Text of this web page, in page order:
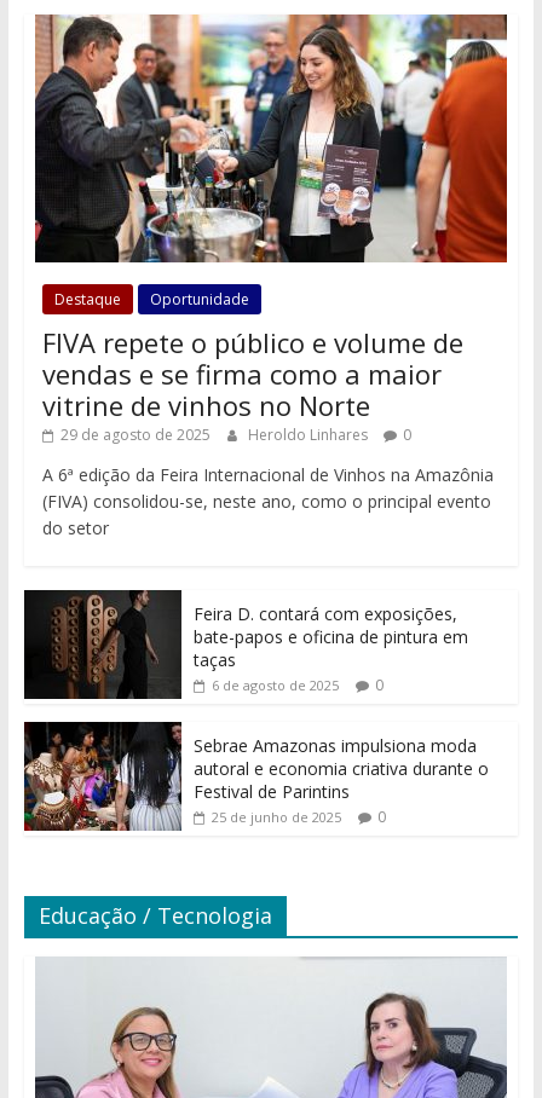
Destaque Oportunidade
FIVA repete o público e volume de
vendas e se firma como a maior
vitrine de vinhos no Norte
29 de agosto de 2025 Heroldo Linhares 0
A 6ª edição da Feira Internacional de Vinhos na Amazônia
(FIVA) consolidou-se, neste ano, como o principal evento
do setor
Feira D. contará com exposições,
bate-papos e oficina de pintura em
taças
6 de agosto de 2025 0
Sebrae Amazonas impulsiona moda
autoral e economia criativa durante o
Festival de Parintins
25 de junho de 2025 0
Educação / Tecnologia